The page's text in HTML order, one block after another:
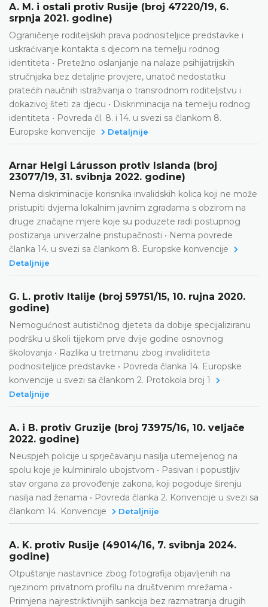
A. M. i ostali protiv Rusije (broj 47220/19, 6.
srpnja 2021. godine)
Ograničenje roditeljskih prava podnositeljice predstavke i
uskraćivanje kontakta s djecom na temelju rodnog
identiteta • Pretežno oslanjanje na nalaze psihijatrijskih
stručnjaka bez detaljne provjere, unatoč nedostatku
pratećih naučnih istraživanja o transrodnom roditeljstvu i
dokazivoj šteti za djecu • Diskriminacija na temelju rodnog
identiteta • Povreda čl. 8. i 14. u svezi sa člankom 8.
Europske konvencije
Detaljnije
Arnar Helgi Lárusson protiv Islanda (broj
23077/19, 31. svibnja 2022. godine)
Nema diskriminacije korisnika invalidskih kolica koji ne može
pristupiti dvjema lokalnim javnim zgradama s obzirom na
druge značajne mjere koje su poduzete radi postupnog
postizanja univerzalne pristupačnosti • Nema povrede
članka 14. u svezi sa člankom 8. Europske konvencije
Detaljnije
G. L. protiv Italije (broj 59751/15, 10. rujna 2020.
godine)
Nemogućnost autističnog djeteta da dobije specijaliziranu
podršku u školi tijekom prve dvije godine osnovnog
školovanja • Razlika u tretmanu zbog invaliditeta
podnositeljice predstavke • Povreda članka 14. Europske
konvencije u svezi sa člankom 2. Protokola broj 1
Detaljnije
A. i B. protiv Gruzije (broj 73975/16, 10. veljače
2022. godine)
Neuspjeh policije u sprječavanju nasilja utemeljenog na
spolu koje je kulminiralo ubojstvom • Pasivan i popustljiv
stav organa za provođenje zakona, koji pogoduje širenju
nasilja nad ženama • Povreda članka 2. Konvencije u svezi sa
člankom 14. Konvencije
Detaljnije
A. K. protiv Rusije (49014/16, 7. svibnja 2024.
godine)
Otpuštanje nastavnice zbog fotografija objavljenih na
njezinom privatnom profilu na društvenim mrežama •
Primjena najrestriktivnijih sankcija bez razmatranja drugih